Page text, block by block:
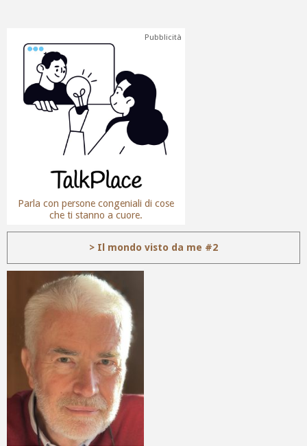
Pubblicità
Parla con persone congeniali di cose
che ti stanno a cuore.
> Il mondo visto da me #2